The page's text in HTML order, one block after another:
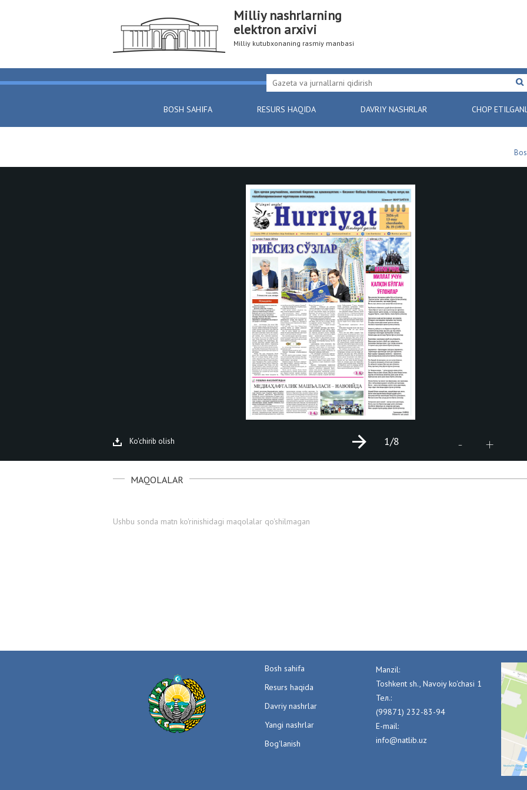
Milliy nashrlarning
elektron arxivi
Milliy kutubxonaning rasmiy manbasi
BOSH SAHIFA RESURS HAQIDA DAVRIY NASHRLAR CHOP
Ko'chirib olish - +
1/8
MAQOLALAR
Ushbu sonda matn ko'rinishidagi maqolalar qo'shilmagan
Bosh sahifa
Resurs haqida
Davriy nashrlar
Yangi nashrlar
Bog'lanish
Manzil:
Toshkent sh., Navoiy ko'chasi 1
Тел.:
(99871) 232-83-94
E-mail:
info@natlib.uz